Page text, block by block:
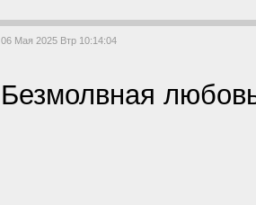
06 Мая 2025 Втр 10:14:04
Безмолвная